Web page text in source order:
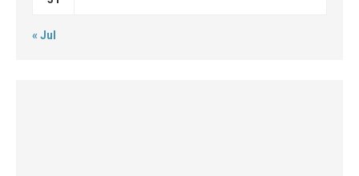
« Jul